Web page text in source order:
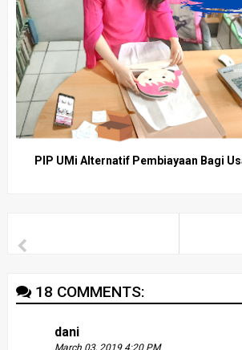
PIP UMi Alternatif Pembiayaan Bagi
18 COMMENTS:
dani
March 03, 2019 4:20 PM